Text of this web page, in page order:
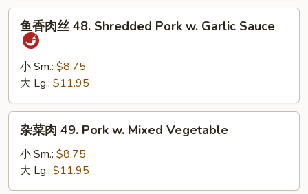
Pork
Szechuan
Style
48.
Shredded
Pork
Garlic
Sauce
鱼香肉丝 48. Shredded Pork w. Garlic Sauce
小 Sm.: $8.75
大 Lg.: $11.95
49.
Pork
杂菜肉 49. Pork w. Mixed Vegetable
小 Sm.: $8.75
大 Lg.: $11.95